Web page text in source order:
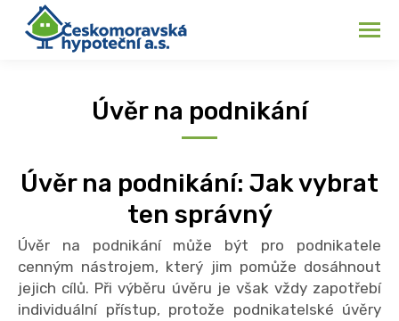
Úvěr na podnikání
Úvěr na podnikání: Jak vybrat
ten správný
Úvěr na podnikání může být pro podnikatele
cenným nástrojem, který jim pomůže dosáhnout
jejich cílů. Při výběru úvěru je však vždy zapotřebí
individuální přístup, protože podnikatelské úvěry